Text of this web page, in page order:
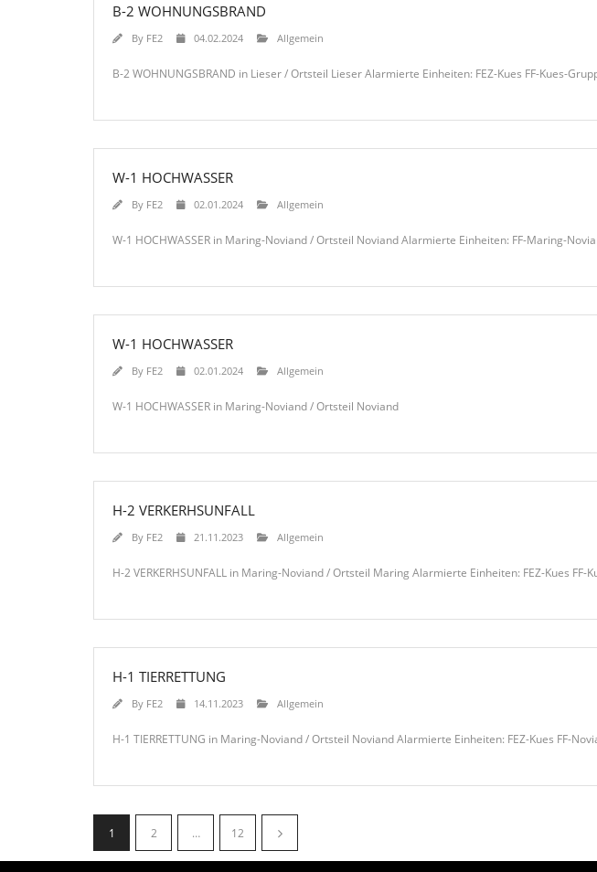
B-2 WOHNUNGSBRAND
By FE2 04.02.2024 Allgemein
B-2 WOHNUNGSBRAND in Lieser / Ortsteil Lieser Alarmierte Einheiten: FEZ-Kues FF-Kues-
W-1 HOCHWASSER
By FE2 02.01.2024 Allgemein
W-1 HOCHWASSER in Maring-Noviand / Ortsteil Noviand Alarmierte Einheiten: FF-Maring-
W-1 HOCHWASSER
By FE2 02.01.2024 Allgemein
W-1 HOCHWASSER in Maring-Noviand / Ortsteil Noviand
H-2 VERKERHSUNFALL
By FE2 21.11.2023 Allgemein
H-2 VERKERHSUNFALL in Maring-Noviand / Ortsteil Maring Alarmierte Einheiten: FEZ-Kues FF-
H-1 TIERRETTUNG
By FE2 14.11.2023 Allgemein
H-1 TIERRETTUNG in Maring-Noviand / Ortsteil Noviand Alarmierte Einheiten: FEZ-Kues FF-
1 2 … 12